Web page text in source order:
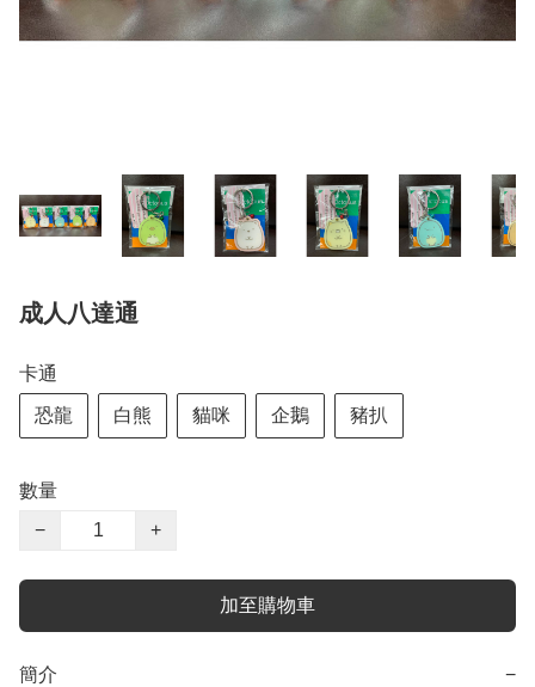
成人八達通
卡通
恐龍 白熊 貓咪 企鵝 豬扒
數量
−
+
加至購物車
簡介 −